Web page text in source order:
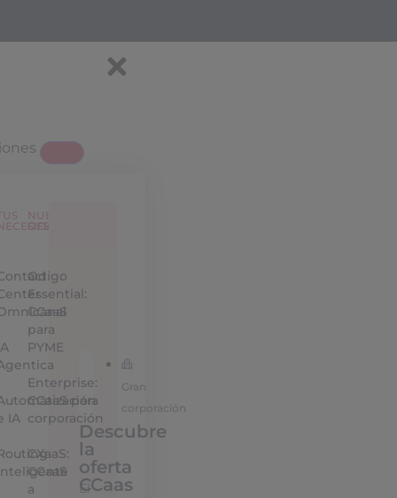
IA
NUESTRAS
OFERTAS
Odigo
Essential:
CCaaS
para
PYME
Enterprise:
CCaaS para
corporación
CXaaS:
CCaaS
a
Gran
corporación
Descubre
la
oferta
CCaas
El